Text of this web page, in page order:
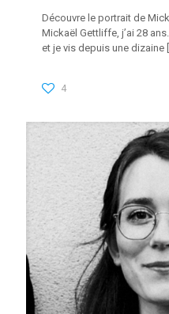
Découvre le portrait de
Mickaël Gettliffe, j’ai 28
et je vis depuis une dizaine
4